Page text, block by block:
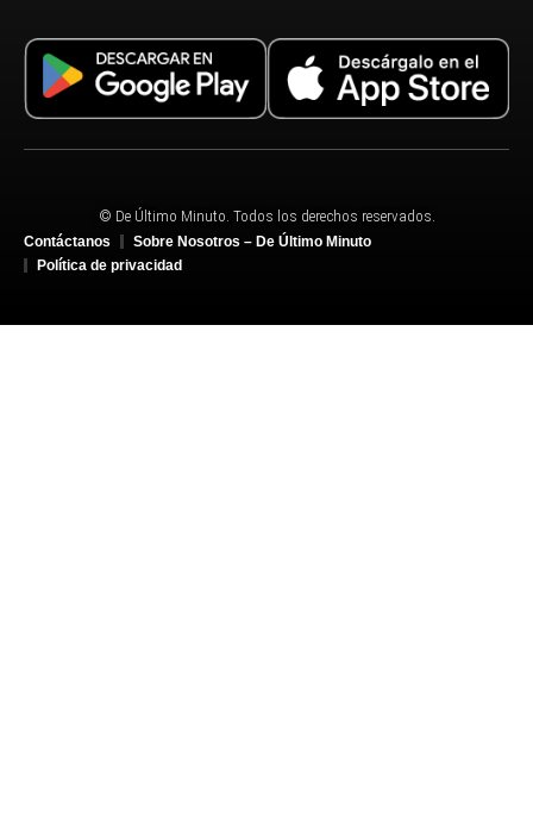
© De Último Minuto. Todos los derechos reservados.
Contáctanos
Sobre Nosotros – De Último Minuto
Política de privacidad